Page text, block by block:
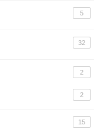
5
32
2
2
15